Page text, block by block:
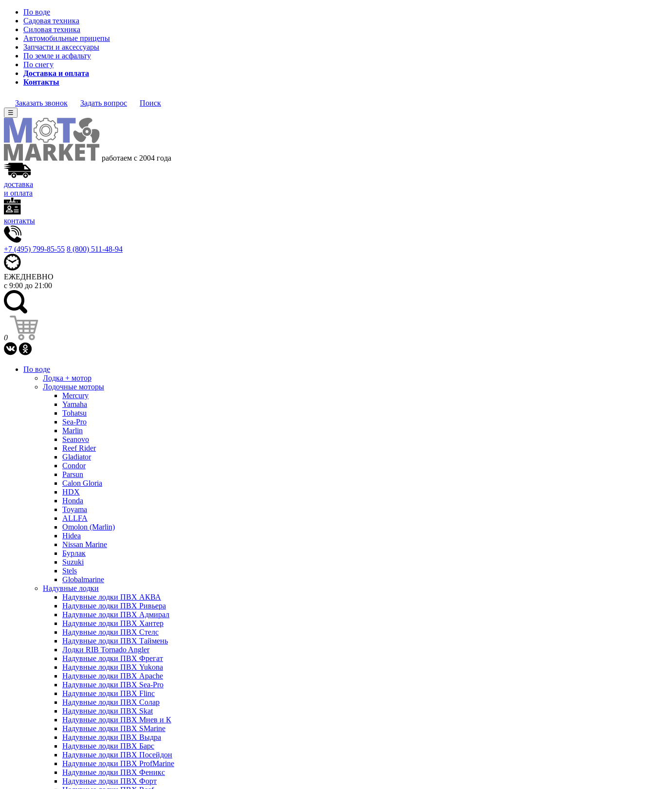
По воде
Садовая техника
Силовая техника
Автомобильные прицепы
Запчасти и аксессуары
По земле и асфальту
По снегу
Доставка и оплата
Контакты
Заказать звонок Задать вопрос Поиск
☰
работаем с 2004 года
доставка
и оплата
контакты
+7 (495) 799-85-55 8 (800) 511-48-94
ЕЖЕДНЕВНО
с 9:00 до 21:00
0
По воде
Лодка + мотор
Лодочные моторы
Mercury
Yamaha
Tohatsu
Sea-Pro
Marlin
Seanovo
Reef Rider
Gladiator
Condor
Parsun
Calon Gloria
HDX
Honda
Toyama
ALLFA
Omolon (Marlin)
Hidea
Nissan Marine
Бурлак
Suzuki
Stels
Globalmarine
Надувные лодки
Надувные лодки ПВХ АКВА
Надувные лодки ПВХ Ривьера
Надувные лодки ПВХ Адмирал
Надувные лодки ПВХ Хантер
Надувные лодки ПВХ Стелс
Надувные лодки ПВХ Таймень
Лодки RIB Tornado Angler
Надувные лодки ПВХ Фрегат
Надувные лодки ПВХ Yukona
Надувные лодки ПВХ Apache
Надувные лодки ПВХ Sea-Pro
Надувные лодки ПВХ Flinc
Надувные лодки ПВХ Солар
Надувные лодки ПВХ Skat
Надувные лодки ПВХ Мнев и К
Надувные лодки ПВХ SMarine
Надувные лодки ПВХ Выдра
Надувные лодки ПВХ Барс
Надувные лодки ПВХ Посейдон
Надувные лодки ПВХ ProfMarine
Надувные лодки ПВХ Феникс
Надувные лодки ПВХ Форт